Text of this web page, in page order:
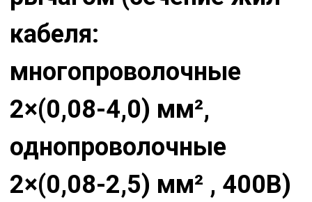
кабеля:
многопроволочные
2×(0,08-4,0) мм²,
однопроволочные
2×(0,08-2,5) мм² , 400В)